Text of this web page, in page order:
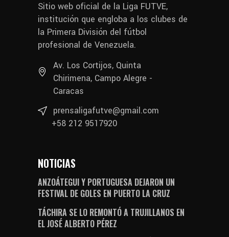
Sitio web oficial de la Liga FUTVE,
institución que engloba a los clubes de
la Primera División del fútbol
profesional de Venezuela.
Av. Los Cortijos, Quinta
Chirimena, Campo Alegre -
Caracas
prensaligafutve@gmail.com
+58 212 9517920
NOTICIAS
ANZOÁTEGUI Y PORTUGUESA DEJARON UN
FESTIVAL DE GOLES EN PUERTO LA CRUZ
TÁCHIRA SE LO REMONTÓ A TRUJILLANOS EN
EL JOSÉ ALBERTO PÉREZ